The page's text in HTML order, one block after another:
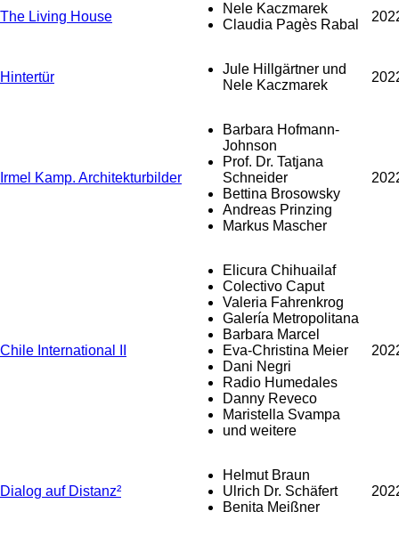
The Living House
Nele Kaczmarek
Claudia Pagès Rabal
Hintertür
Jule Hillgärtner und
Nele Kaczmarek
Irmel Kamp. Architekturbilder
Barbara Hofmann-
Johnson
Prof. Dr. Tatjana
Schneider
Bettina Brosowsky
Andreas Prinzing
Markus Mascher
Chile International II
Elicura Chihuailaf
Colectivo Caput
Valeria Fahrenkrog
Galería Metropolitana
Barbara Marcel
Eva-Christina Meier
Dani Negri
Radio Humedales
Danny Reveco
Maristella Svampa
und weitere
Dialog auf Distanz²
Helmut Braun
Ulrich Dr. Schäfert
Benita Meißner